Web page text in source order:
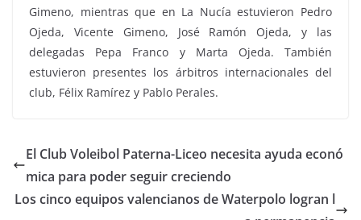
Gimeno, mientras que en La Nucía estuvieron Pedro
Ojeda, Vicente Gimeno, José Ramón Ojeda, y las
delegadas Pepa Franco y Marta Ojeda. También
estuvieron presentes los árbitros internacionales del
club, Félix Ramírez y Pablo Perales.
El Club Voleibol Paterna-Liceo necesita ayuda econó
mica para poder seguir creciendo
Los cinco equipos valencianos de Waterpolo logran l